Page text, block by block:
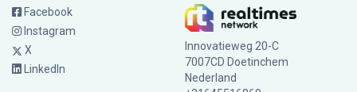
Facebook
Instagram
X
LinkedIn
Innovatieweg 20-C
7007CD Doetinchem
Nederland